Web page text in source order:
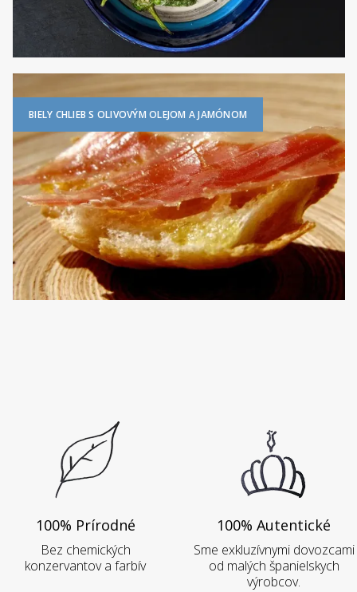
BIELY CHLIEB S OLIVOVÝM OLEJOM A JAMÓNOM
100% Prírodné
Bez chemických
konzervantov a farbív
100% Autentické
Sme exkluzívnymi dovozcami
od malých španielskych
výrobcov.